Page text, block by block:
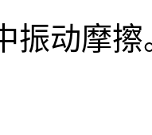
振动摩擦